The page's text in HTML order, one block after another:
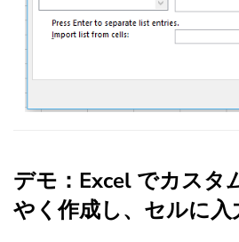
デモ：Excel でカスタ
やく作成し、セルに入